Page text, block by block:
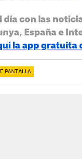
día con las
España e
la app gratuita
PANTALLA